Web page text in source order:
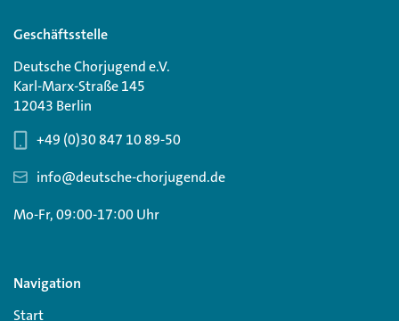
Geschäftsstelle
Deutsche Chorjugend e.V.
Karl-Marx-Straße 145
12043 Berlin
+49 (0)30 847 10 89-50
info@deutsche-chorjugend.de
Mo-Fr, 09:00-17:00 Uhr
Navigation
Start